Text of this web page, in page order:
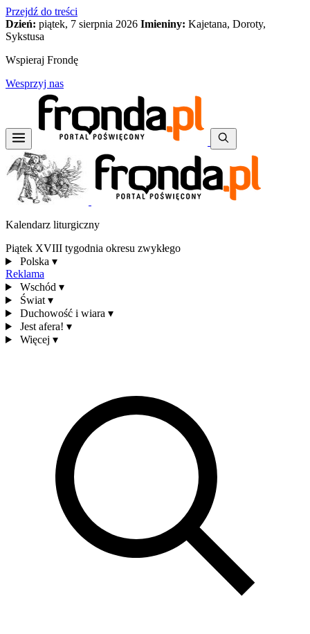
Przejdź do treści
Dzień: piątek, 7 sierpnia 2026 Imieniny: Kajetana, Doroty,
Sykstusa
Wspieraj Frondę
Wesprzyj nas
Kalendarz liturgiczny
Piątek XVIII tygodnia okresu zwykłego
Polska ▾
Reklama
Wschód ▾
Świat ▾
Duchowość i wiara ▾
Jest afera! ▾
Więcej ▾